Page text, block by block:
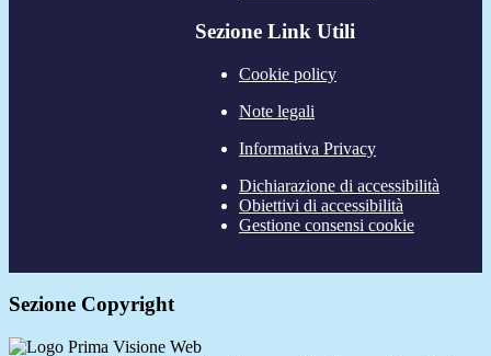
Sezione Link Utili
Cookie policy
Note legali
Informativa Privacy
Dichiarazione di accessibilità
Obiettivi di accessibilità
Gestione consensi cookie
Sezione Copyright